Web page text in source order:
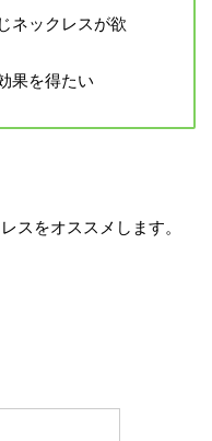
ネックレスが欲
果を得たい
スをオススメします。